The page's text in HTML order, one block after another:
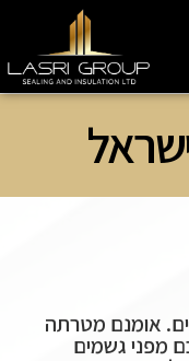
אומנם מטרתה
מפני גשמים